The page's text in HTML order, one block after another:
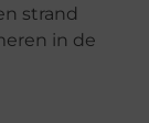
strand
in de